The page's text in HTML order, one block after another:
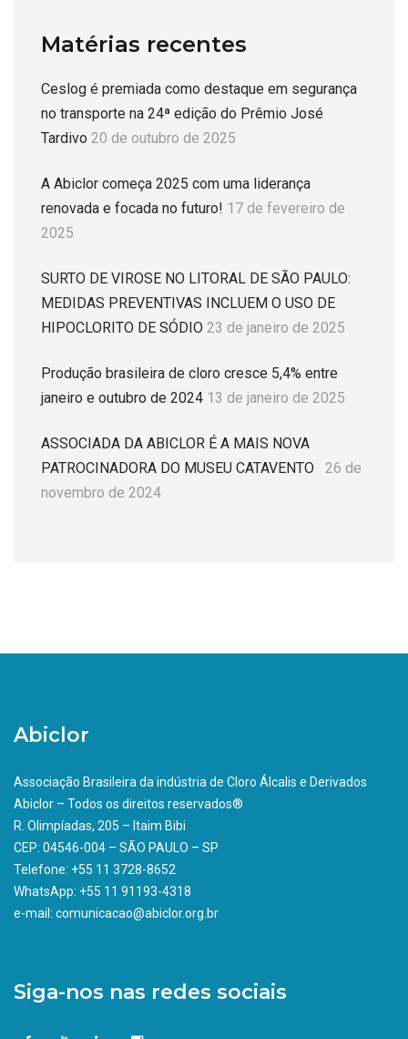
Matérias recentes
Ceslog é premiada como destaque em segurança
no transporte na 24ª edição do Prêmio José
Tardivo 20 de outubro de 2025
A Abiclor começa 2025 com uma liderança
renovada e focada no futuro! 17 de fevereiro de
2025
SURTO DE VIROSE NO LITORAL DE SÃO PAULO:
MEDIDAS PREVENTIVAS INCLUEM O USO DE
HIPOCLORITO DE SÓDIO 23 de janeiro de 2025
Produção brasileira de cloro cresce 5,4% entre
janeiro e outubro de 2024 13 de janeiro de 2025
ASSOCIADA DA ABICLOR É A MAIS NOVA
PATROCINADORA DO MUSEU CATAVENTO
26 de
novembro de 2024
Abiclor
Associação Brasileira da indústria de Cloro Álcalis e Derivados
Abiclor – Todos os direitos reservados®
R. Olimpíadas, 205 – Itaim Bibi
CEP: 04546-004 – SÃO PAULO – SP
Telefone: +55 11 3728-8652
WhatsApp: +55 11 91193-4318
e-mail: comunicacao@abiclor.org.br
Siga-nos nas redes sociais